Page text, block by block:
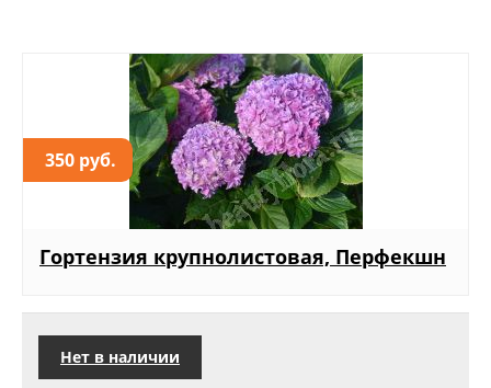
350 руб.
Гортензия крупнолистовая, Перфекшн
Нет в наличии